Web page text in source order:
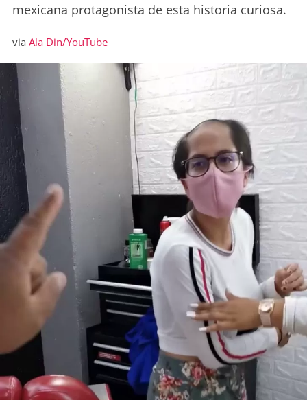
mexicana protagonista de esta historia curiosa.
via Ala Din/YouTube